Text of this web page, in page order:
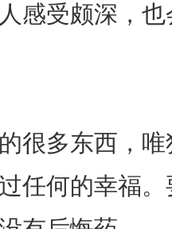
感受颇深，
很多东西，
任何的幸福